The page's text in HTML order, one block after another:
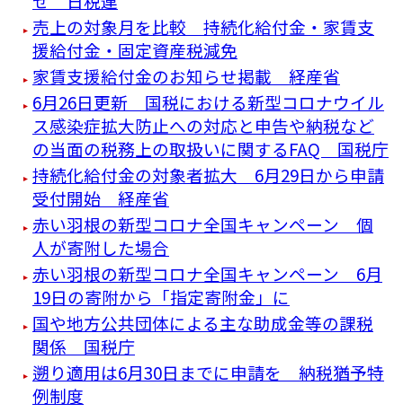
売上の対象月を比較 持続化給付金・家賃支
援給付金・固定資産税減免
家賃支援給付金のお知らせ掲載 経産省
6月26日更新 国税における新型コロナウイル
ス感染症拡大防止への対応と申告や納税など
の当面の税務上の取扱いに関するFAQ 国税庁
持続化給付金の対象者拡大 6月29日から申請
受付開始 経産省
赤い羽根の新型コロナ全国キャンペーン 個
人が寄附した場合
赤い羽根の新型コロナ全国キャンペーン 6月
19日の寄附から「指定寄附金」に
国や地方公共団体による主な助成金等の課税
関係 国税庁
遡り適用は6月30日までに申請を 納税猶予特
例制度